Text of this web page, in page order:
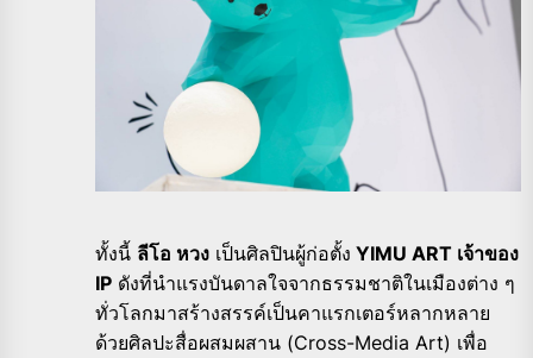
ทั้งนี้ ลีโอ หวง เป็นศิลปินผู้ก่อตั้ง YIMU ART เจ้าของ
IP ดังที่นำแรงบันดาลใจจากธรรมชาติในเมืองต่าง ๆ
ทั่วโลกมาสร้างสรรค์เป็นคาแรกเตอร์หลากหลาย
ด้วยศิลปะสื่อผสมผสาน (Cross-Media Art) เพื่อ